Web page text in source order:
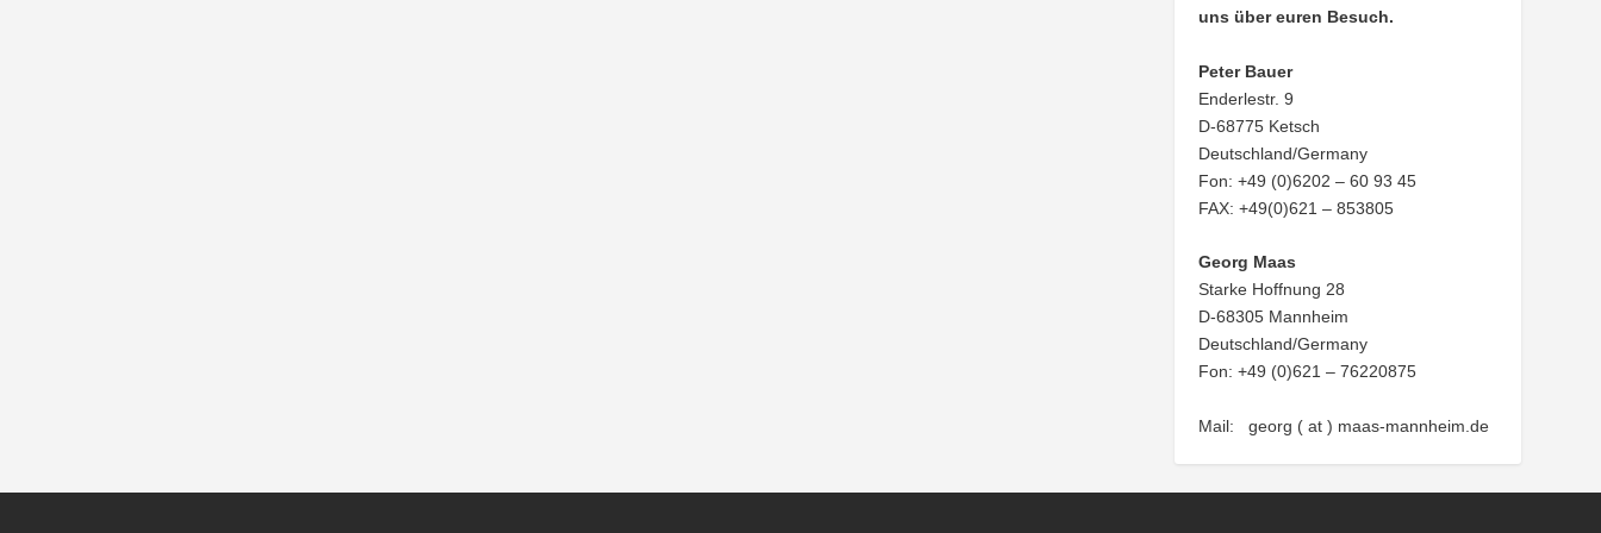
uns über euren Besuch.
Peter Bauer
Enderlestr. 9
D-68775 Ketsch
Deutschland/Germany
Fon: +49 (0)6202 – 60 93 45
FAX: +49(0)621 – 853805
Georg Maas
Starke Hoffnung 28
D-68305 Mannheim
Deutschland/Germany
Fon: +49 (0)621 – 76220875
Mail: georg ( at ) maas-mannheim.de